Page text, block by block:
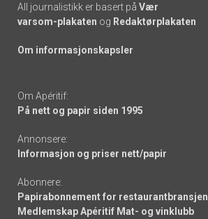
All journalistikk er basert på Vær
varsom-plakaten og Redaktørplakaten
Om informasjonskapsler
Om Apéritif:
På nett og papir siden 1995
Annonsere:
Informasjon og priser nett/papir
Abonnere:
Papirabonnement for restaurantbransjen
Medlemskap Apéritif Mat- og vinklubb